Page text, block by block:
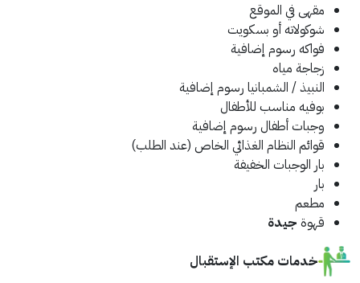
مقهى في الموقع
شوكولاته أو بسكويت
فواكه رسوم إضافية
زجاجة مياه
النبيذ / الشمبانيا رسوم إضافية
بوفيه مناسب للأطفال
وجبات أطفال رسوم إضافية
قوائم النظام الغذائي الخاص (عند الطلب)
بار الوجبات الخفيفة
بار
مطعم
قهوة جيدة
خدمات مكتب الإستقبال